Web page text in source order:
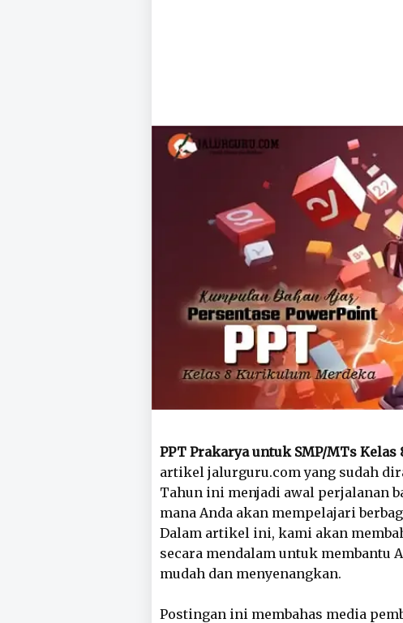
PPT Prakarya untuk SMP/MTs
artikel jalurguru.com yang sudah
Tahun ini menjadi awal perjalanan
mana Anda akan mempelajari
Dalam artikel ini, kami akan
secara mendalam untuk membantu
mudah dan menyenangkan.
Postingan ini membahas media